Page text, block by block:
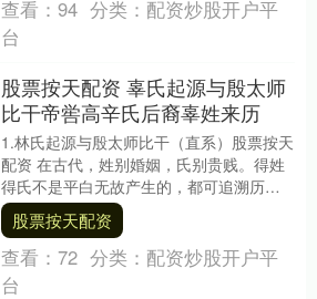
查看： 94 分类： 配资炒股开户平
台
股票按天配资 辜氏起源与殷太师
比干帝喾高辛氏后裔辜姓来历
1.林氏起源与殷太师比干（直系）股票按天
配资 在古代，姓别婚姻，氏别贵贱。得姓
得氏不是平白无故产生的，都可追溯历史
渊源。辜氏远祖林禄的祖先为林坚。林坚
是商朝太师....
股票按天配资
查看： 72 分类： 配资炒股开户平
台